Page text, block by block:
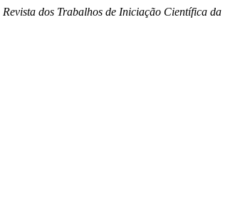
Revista dos Trabalhos de Iniciação Científica da